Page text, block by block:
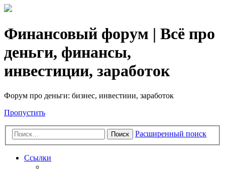
Финансовый форум | Всё про
деньги, финансы,
инвестиции, заработок
Форум про деньги: бизнес, инвестиии, заработок
Пропустить
Поиск Расширенный поиск
Ссылки